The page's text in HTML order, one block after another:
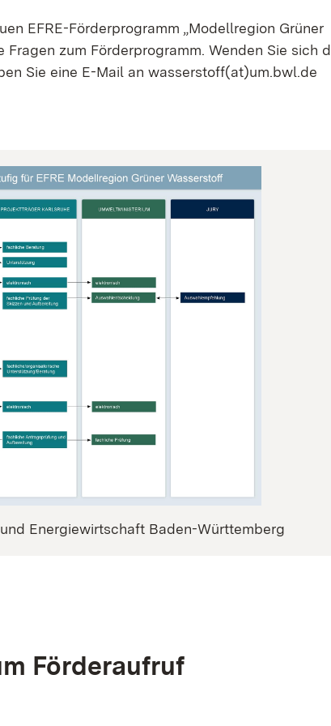
EFRE-Förderprogramm „Modellregion Grüner
zum Förderprogramm. Wenden Sie sich
Sie eine E-Mail an wasserstoff(at)um.bwl.de
Energiewirtschaft Baden-Württemberg
Förderaufruf